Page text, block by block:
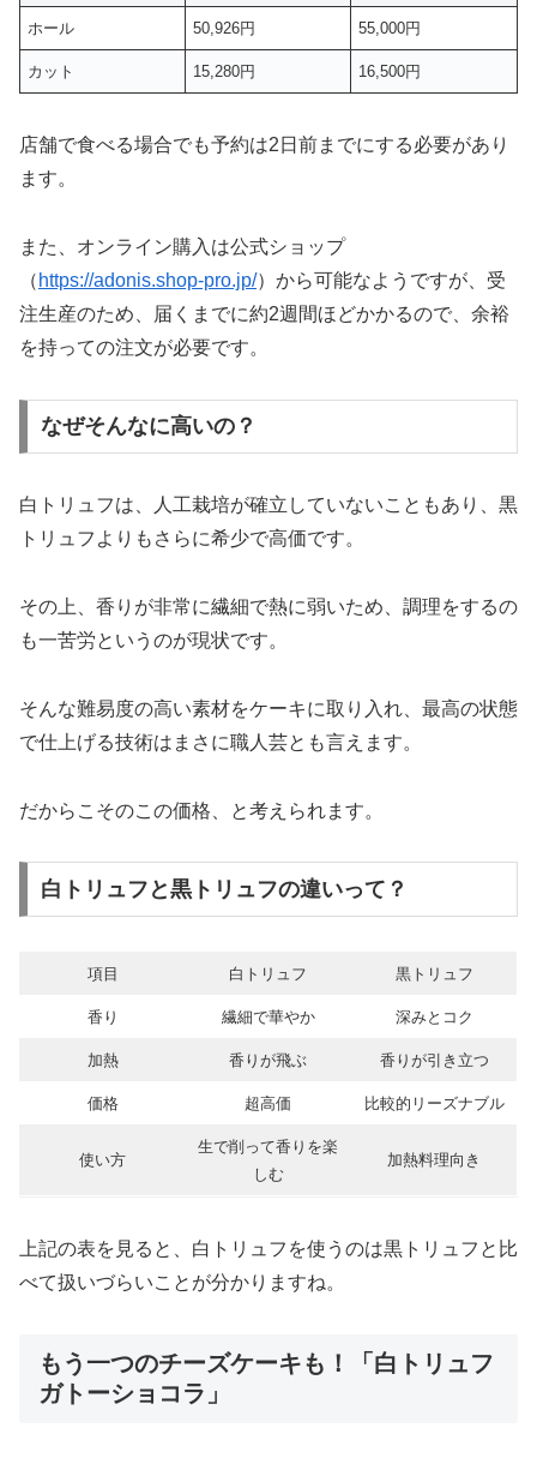
ホール 50,926円 55,000円
カット 15,280円 16,500円
店舗で食べる場合でも予約は2日前までにする必要があり
ます。
また、オンライン購入は公式ショップ
（ https://adonis.shop-pro.jp/）から可能なようですが、受
注生産のため、届くまでに約2週間ほどかかるので、余裕
を持っての注文が必要です。
なぜそんなに高いの？
白トリュフは、人工栽培が確立していないこともあり、黒
トリュフよりもさらに希少で高価です。
その上、香りが非常に繊細で熱に弱いため、調理をするの
も一苦労というのが現状です。
そんな難易度の高い素材をケーキに取り入れ、最高の状態
で仕上げる技術はまさに職人芸とも言えます。
だからこそのこの価格、と考えられます。
白トリュフと黒トリュフの違いって？
項目 白トリュフ 黒トリュフ
香り 繊細で華やか 深みとコク
加熱 香りが飛ぶ 香りが引き立つ
価格 超高価 比較的リーズナブル
使い方
生で削って香りを楽
しむ
加熱料理向き
上記の表を見ると、白トリュフを使うのは黒トリュフと比
べて扱いづらいことが分かりますね。
もう一つのチーズケーキも！「白トリュフ
ガトーショコラ」